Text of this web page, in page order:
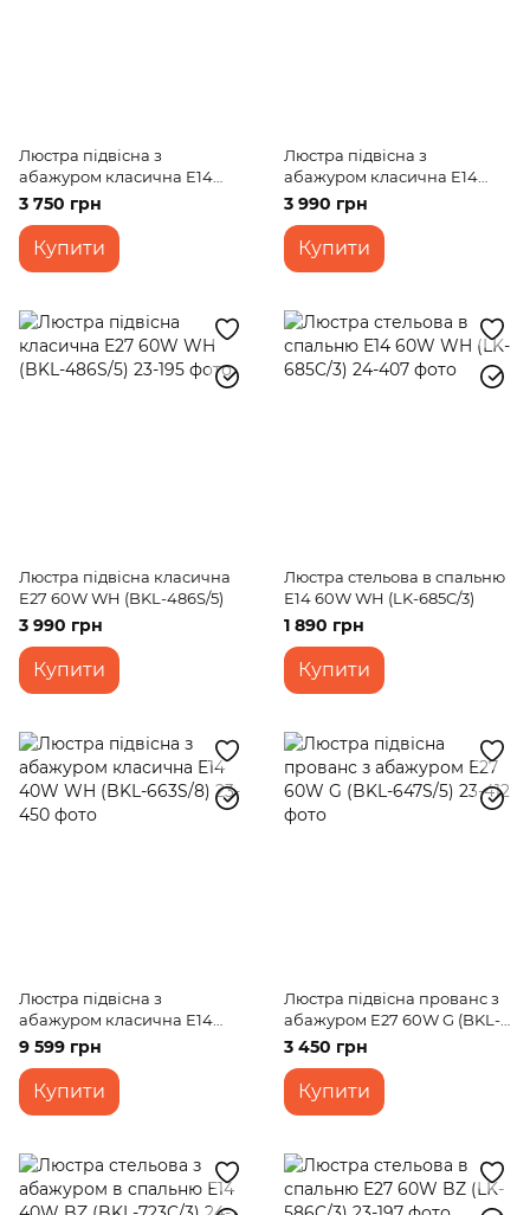
Люстра підвісна з
абажуром класична E14
40W CR (BKL-492S/5)
3 750 грн
Купити
Люстра підвісна з
абажуром класична E14
40W WH (BKL-572S/3)
3 990 грн
Купити
Люстра підвісна класична
E27 60W WH (BKL-486S/5)
3 990 грн
Купити
Люстра стельова в спальню
E14 60W WH (LK-685C/3)
1 890 грн
Купити
Люстра підвісна з
абажуром класична E14
40W WH (BKL-663S/8)
9 599 грн
Купити
Люстра підвісна прованс з
абажуром E27 60W G (BKL-
647S/5)
3 450 грн
Купити